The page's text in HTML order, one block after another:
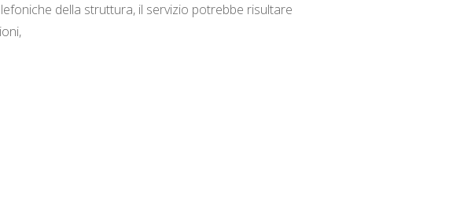
della struttura, il servizio potrebbe risultare